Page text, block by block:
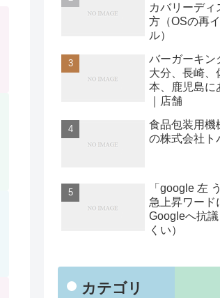
カバリーディ
方（OSの再
ル）
バーガーキン
大分、長崎、
本、鹿児島に
｜店舗
食品包装用機
の株式会社ト
「google 左
急上昇ワード
Googleへ抗
くい）
カテゴリ